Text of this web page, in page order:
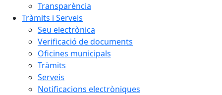
Transparència
Tràmits i Serveis
Seu electrònica
Verificació de documents
Oficines municipals
Tràmits
Serveis
Notificacions electròniques